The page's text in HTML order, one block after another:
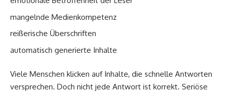
mangelnde Medienkompetenz
reißerische Überschriften
automatisch generierte Inhalte
Viele Menschen klicken auf Inhalte, die schnelle Antworten
versprechen. Doch nicht jede Antwort ist korrekt. Seriöse